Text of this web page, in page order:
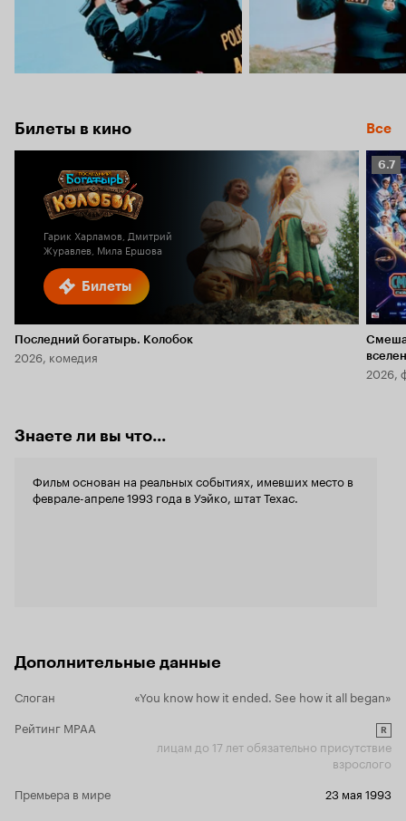
Билеты в кино Все
Билеты
Гарик Харламов, Дмитрий
Журавлев, Мила Ершова
Последний богатырь. Колобок
2026, комедия
6.7
6.7
2026,
Знаете ли вы что...
Фильм основан на реальных событиях, имевших место в
феврале-апреле 1993 года в Уэйко, штат Техас.
Дополнительные данные
Слоган
«You know how it ended. See how it all began»
Рейтинг MPAA
R
лицам до 17 лет обязательно присутствие
взрослого
Премьера в мире
23 мая 1993